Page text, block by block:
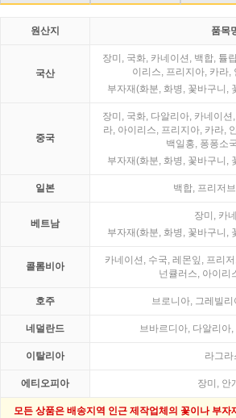
원산지 품목
국산
장미, 국화, 카네이션, 백합, 튤
이리스, 프리지아, 카라,
부자재(화분, 화병, 꽃바구니,
중국
장미, 국화, 다알리아, 카네이션
라, 아이리스, 프리지아, 카라,
백일홍, 퐁퐁소
부자재(화분, 화병, 꽃바구니,
일본 백합, 프리저
베트남
장미, 카
부자재(화분, 화병, 꽃바구니,
콜롬비아
카네이션, 수국, 레몬잎, 프리
넌큘러스, 아이리
호주 브로니아, 그레빌
네덜란드 브바르디아, 다알리아
이탈리아 라그라
에티오피아 장미, 안
모든 상품은 배송지역 인근 제작업체의 꽃이나 부자